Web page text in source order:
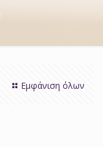
Εμφάνιση όλων